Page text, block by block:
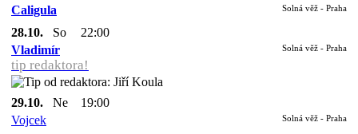
Caligula
Solná věž - Praha
28.10. So
22:00
Vladimír
tip redaktora!
Solná věž - Praha
29.10. Ne
19:00
Vojcek
Solná věž - Praha